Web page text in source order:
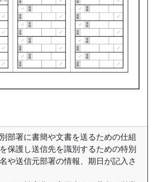
部署に書簡や文書を送るための仕組
保護し送信先を識別するための特別
や送信元部署の情報、期日が記入さ